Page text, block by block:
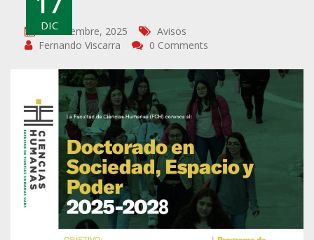
DIC
17 diciembre, 2025
Avisos
Fernando Viscarra
0 Comments